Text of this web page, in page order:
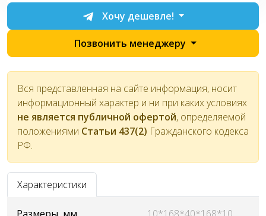
Хочу дешевле!
Позвонить менеджеру
Вся представленная на сайте информация, носит
информационный характер и ни при каких условиях
не является публичной офертой, определяемой
положениями Статьи 437(2) Гражданского кодекса
РФ.
Характеристики